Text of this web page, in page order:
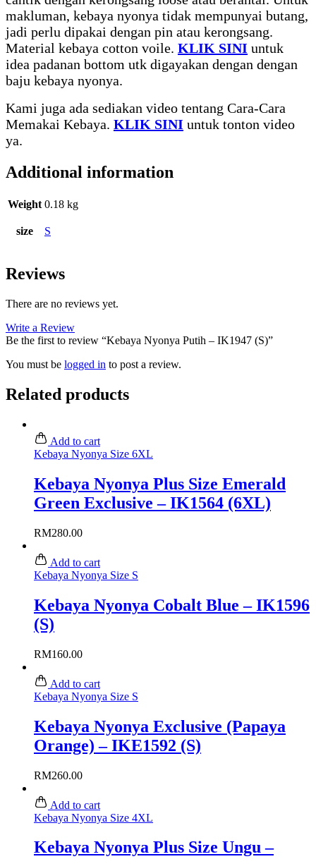
makluman, kebaya nyonya tidak mempunyai butang,
jadi perlu dipakai dengan pin atau kerongsang.
Material kebaya cotton voile. KLIK SINI untuk
idea padanan bottom utk digayakan dengan dengan
baju kebaya nyonya.
Kami juga ada sediakan video tentang Cara-Cara
Memakai Kebaya. KLIK SINI untuk tonton video
ya.
Additional information
Weight 0.18 kg
size S
Reviews
There are no reviews yet.
Write a Review
Be the first to review “Kebaya Nyonya Putih – IK1947 (S)”
You must be logged in to post a review.
Related products
Add to cart
Kebaya Nyonya Size 6XL
Kebaya Nyonya Plus Size Emerald
Green Exclusive – IK1564 (6XL)
RM280.00
Add to cart
Kebaya Nyonya Size S
Kebaya Nyonya Cobalt Blue – IK1596
(S)
RM160.00
Add to cart
Kebaya Nyonya Size S
Kebaya Nyonya Exclusive (Papaya
Orange) – IKE1592 (S)
RM260.00
Add to cart
Kebaya Nyonya Size 4XL
Kebaya Nyonya Plus Size Ungu –